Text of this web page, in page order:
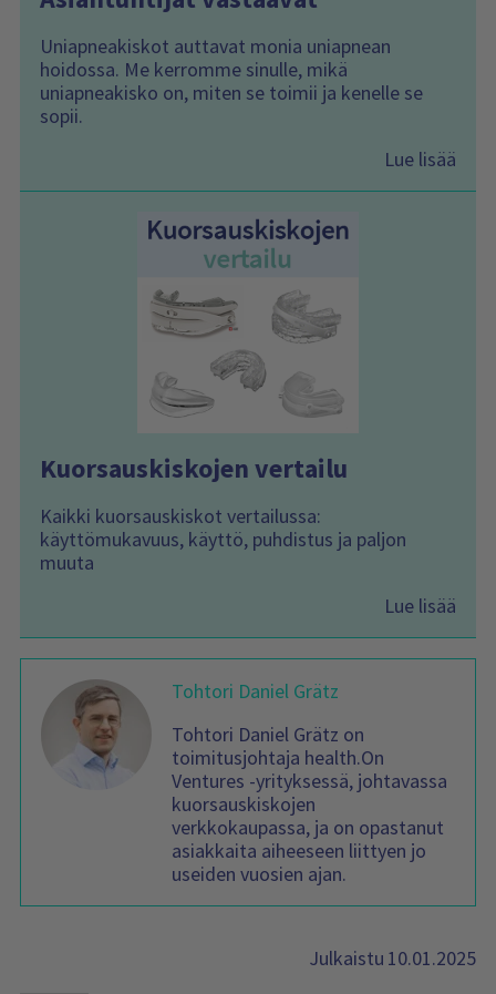
Uniapneakiskot auttavat monia uniapnean
hoidossa. Me kerromme sinulle, mikä
uniapneakisko on, miten se toimii ja kenelle se
sopii.
Lue lisää
Kuorsauskiskojen vertailu
Kaikki kuorsauskiskot vertailussa:
käyttömukavuus, käyttö, puhdistus ja paljon
muuta
Lue lisää
Tohtori Daniel Grätz
Tohtori Daniel Grätz on
toimitusjohtaja health.On
Ventures -yrityksessä, johtavassa
kuorsauskiskojen
verkkokaupassa, ja on opastanut
asiakkaita aiheeseen liittyen jo
useiden vuosien ajan.
10.01.2025
Julkaistu